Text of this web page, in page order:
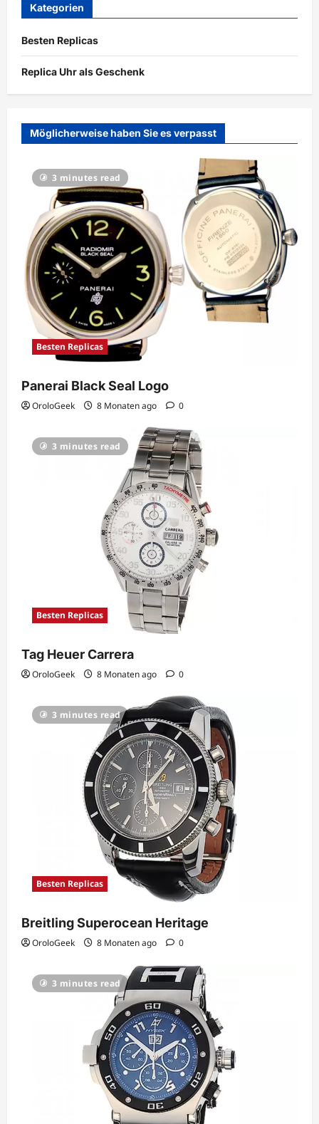
Kategorien
Besten Replicas
Replica Uhr als Geschenk
Möglicherweise haben Sie es verpasst
3 minutes read
Besten Replicas
Panerai Black Seal Logo
OroloGeek 8 Monaten ago 0
3 minutes read
Besten Replicas
Tag Heuer Carrera
OroloGeek 8 Monaten ago 0
3 minutes read
Besten Replicas
Breitling Superocean Heritage
OroloGeek 8 Monaten ago 0
3 minutes read